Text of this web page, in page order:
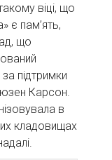
віці, що
є пам’ять,
що
підтримки
Карсон.
в
кладовищах